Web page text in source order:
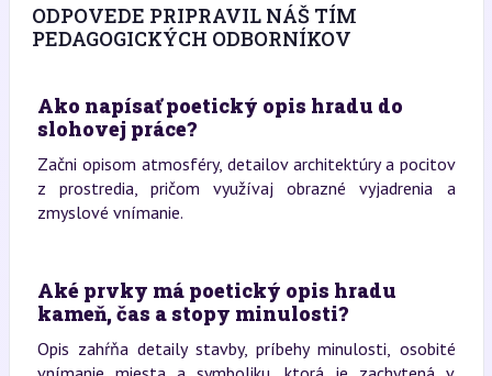
ODPOVEDE PRIPRAVIL NÁŠ TÍM
PEDAGOGICKÝCH ODBORNÍKOV
Ako napísať poetický opis hradu do
slohovej práce?
Začni opisom atmosféry, detailov architektúry a pocitov
z prostredia, pričom využívaj obrazné vyjadrenia a
zmyslové vnímanie.
Aké prvky má poetický opis hradu
kameň, čas a stopy minulosti?
Opis zahŕňa detaily stavby, príbehy minulosti, osobité